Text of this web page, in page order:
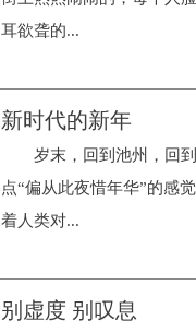
耳欲聋的...
新时代的新年
岁末，回到池州，回到
点“偏从此夜惜年华”的
着人类对...
别虚度 别叹息